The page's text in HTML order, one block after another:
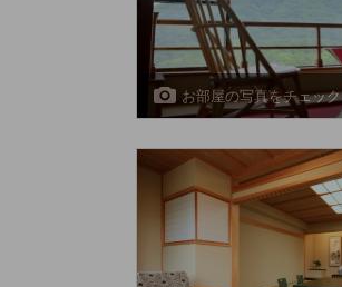
お部屋の写真をチェック